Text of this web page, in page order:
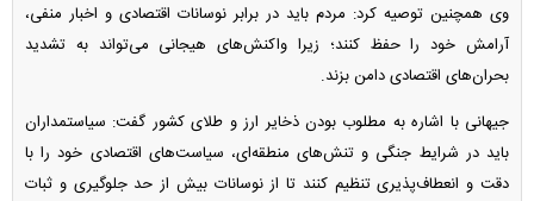
وی همچنین توصیه کرد: مردم باید در برابر نوسانات اقتصادی و اخبار منفی،
آرامش خود را حفظ کنند؛ زیرا واکنش‌های هیجانی می‌تواند به تشدید
بحران‌های اقتصادی دامن بزند.
جیهانی با اشاره به مطلوب بودن ذخایر ارز و طلای کشور گفت: سیاستمداران
باید در شرایط جنگی و تنش‌های منطقه‌ای، سیاست‌های اقتصادی خود را با
دقت و انعطاف‌پذیری تنظیم کنند تا از نوسانات بیش از حد جلوگیری و ثبات